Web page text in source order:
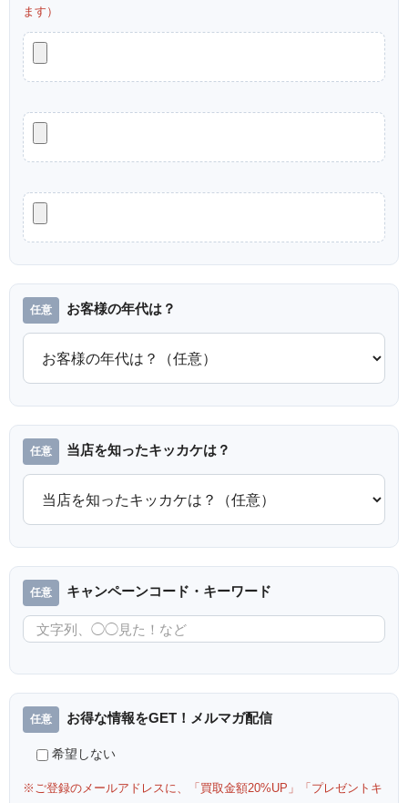
ます）
お客様の年代は？
当店を知ったキッカケは？
キャンペーンコード・キーワード
お得な情報をGET！メルマガ配信
希望しない
※ご登録のメールアドレスに、「買取金額20%UP」「プレゼントキ